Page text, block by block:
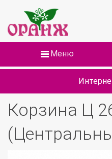
Меню
Корзина Ц